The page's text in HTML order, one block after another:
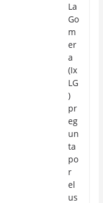
La
Go
m
er
a
(Ix
LG
)
pr
eg
un
ta
po
r
el
us